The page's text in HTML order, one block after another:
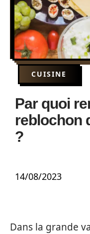
CUISINE
Par quoi
reblochon
?
14/08/2023
Dans la grande